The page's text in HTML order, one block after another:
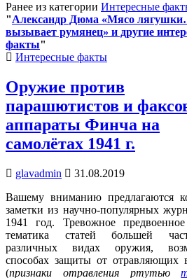
Ранее из категории Интересные
"Александр Дюма «Мясо
вызывает румянец» и другие
факты"
Posted
Интересные факты
Оружие против
парашютистов и
аппараты Финча на
самолётах 1941 г.
glavadmin
31.08.2019
Вашему вниманию предлагаются
заметки из научно-популярных
1941 год. Тревожное
тематика статей большей
различных видах оружия,
способах защиты от отравляющих
(признаки отравления ртутью